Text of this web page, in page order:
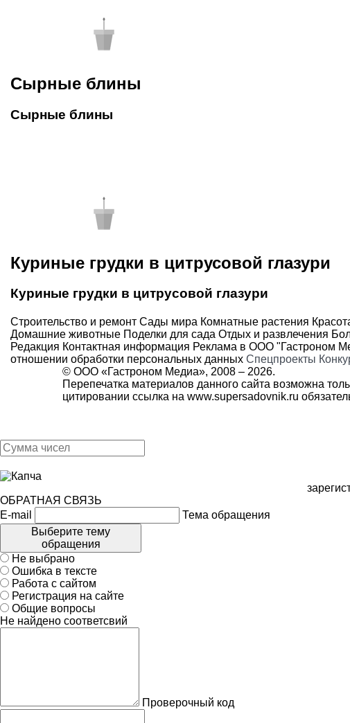
Сырные блины
Сырные блины
Куриные грудки в цитрусовой глазури
Куриные грудки в цитрусовой глазури
Строительство и ремонт Сады мира Комнатные растения
Домашние животные Поделки для сада Отдых и развлечения
Редакция Контактная информация Реклама в ООО "Гастроном
отношении обработки персональных данных Спецпроекты
© ООО «Гастроном Медиа», 2008 – 2026.
Перепечатка материалов данного сайта возможна
цитировании ссылка на www.supersadovnik.ru
ОБРАТНАЯ СВЯЗЬ
E-mail
Тема обращения
Выберите тему
обращения
Не выбрано
Ошибка в тексте
Работа с сайтом
Регистрация на сайте
Общие вопросы
Не найдено соответсвий
Проверочный код